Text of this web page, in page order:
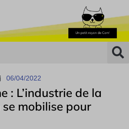
06/04/2022
: L’industrie de la
mobilise pour